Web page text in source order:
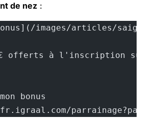
de nez :
images/articles/
offerts à l'inscription sur
bonus